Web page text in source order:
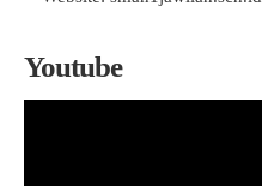
Youtube